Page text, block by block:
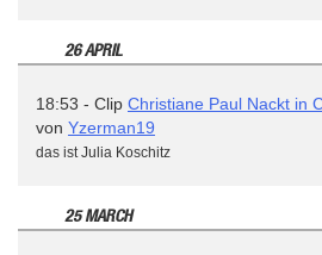
26 APRIL
18:53 - Clip Christiane Paul Nackt in
von Yzerman19
das ist Julia Koschitz
25 MARCH